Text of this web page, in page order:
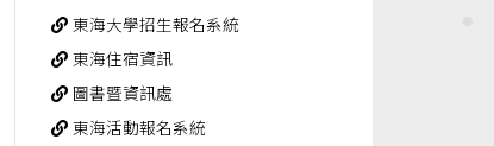
東海大學招生報名系統
東海住宿資訊
圖書暨資訊處
東海活動報名系統